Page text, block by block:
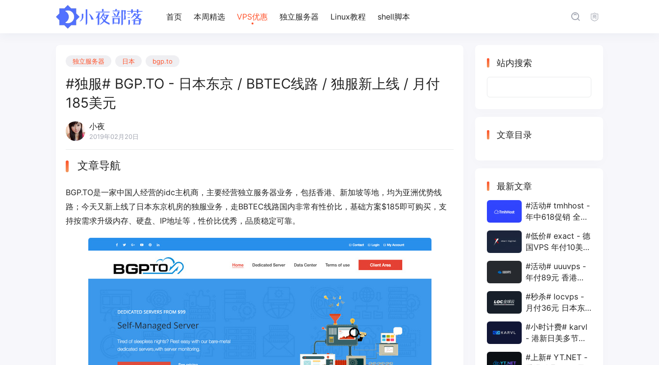
首页 本周精选 VPS优惠 独立服务器 Linux教程 shell脚本
独立服务器 日本 bgp.to
#独服# BGP.TO - 日本东京 / BBTEC线路 / 独服新上线 / 月付
185美元
小夜
2019年02月20日
文章导航
BGP.TO是一家中国人经营的idc主机商，主要经营独立服务器业务，包括香港、新加坡等地，均为亚洲优势线
路；今天又新上线了日本东京机房的独服业务，走BBTEC线路国内非常有性价比，基础方案$185即可购买，支
持按需求升级内存、硬盘、IP地址等，性价比优秀，品质稳定可靠。
站内搜索
文章目录
最新文章
#活动# tmhhost -
年中618促销 全场
年付VPS
#低价# exact - 德
国VPS 年付10美元
1Gbps
#活动# uuuvps -
年付89元 香港
400G 30M
#秒杀# locvps -
月付36元 日本东
40G 1T 450Mbps
#小时计费# karvl
- 港新日美多节点
20G 5T 1Gbps
#上新# YT.NET -